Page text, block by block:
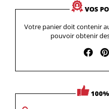
VOS
Votre panier doit contenir
pouvoir obtenir